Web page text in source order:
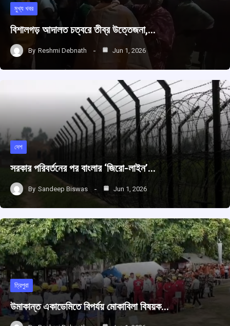
মুখ্য খবর
বিশালগড় আদালত চত্বরে তীব্র উত্তেজনা,…
By Reshmi Debnath Jun 1, 2026
দেশ
সরকার পরিবর্তনের পর বাংলার ‘জিরো-লাইন’…
By Sandeep Biswas Jun 1, 2026
ত্রিপুরা
উমাকান্ত একাডেমিতে বিপর্যয় মোকাবিলা বিষয়ক…